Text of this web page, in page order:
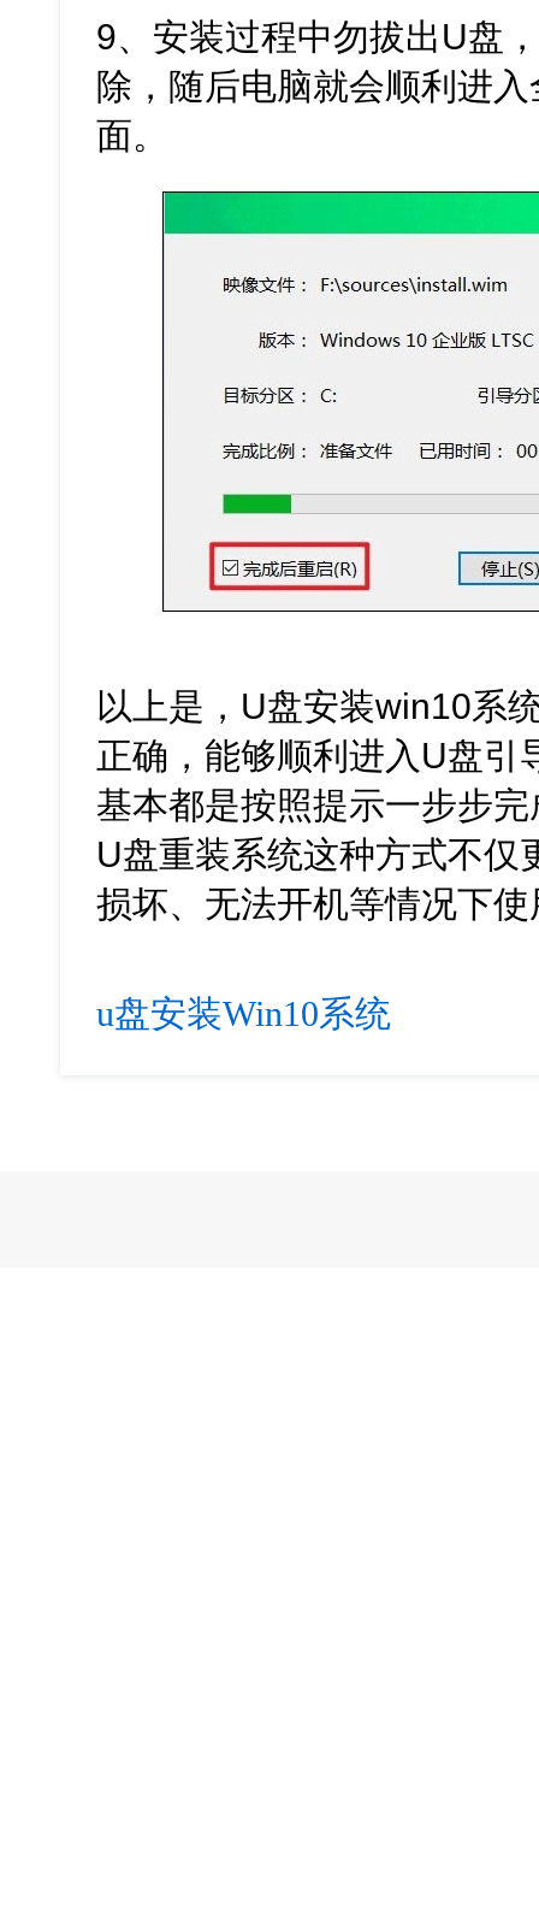
9、安装过程中勿拔出U盘
除，随后电脑就会顺利进
面。
以上是，U盘安装win10系
正确，能够顺利进入U盘引
基本都是按照提示一步步
U盘重装系统这种方式不仅
损坏、无法开机等情况下使
u盘安装Win10系统